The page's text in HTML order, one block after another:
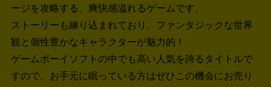
ージを攻略する、爽快感溢れるゲームです。
ストーリーも練り込まれており、ファンタジックな世界
観と個性豊かなキャラクターが魅力的！
ゲームボーイソフトの中でも高い人気を誇るタイトルで
すので、お手元に眠っている方はぜひこの機会にお売り